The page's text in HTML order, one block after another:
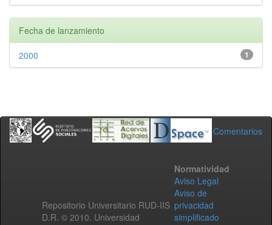
Fecha de lanzamiento
1
2000
Comentarios
Repositorio Universitario RUD-IIS
D.R. © 2010. Universidad
Normatividad
Aviso Legal
Aviso de
privacidad
simplificado